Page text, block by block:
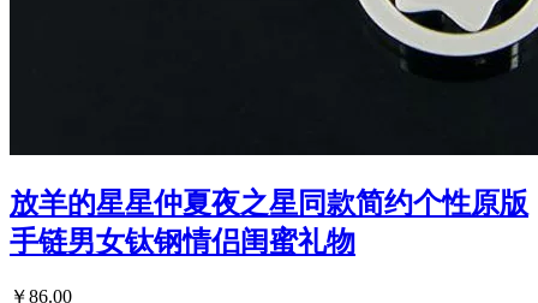
放羊的星星仲夏夜之星同款简约个性原版
手链男女钛钢情侣闺蜜礼物
￥86.00